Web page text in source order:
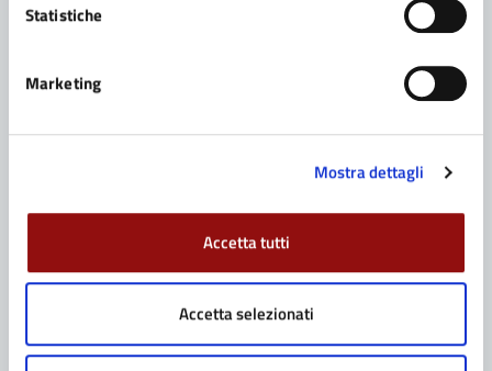
Statistiche
Marketing
Mostra dettagli
Accetta tutti
Accetta selezionati
TRASPORTO SCOLASTICO:
RIAPRONO LE ISCRIZIONI
TRASPORTO SCOLASTICO: RIAPRONO LE ISCRIZIONI
Le domande devono essere presentate dal 24
novembre al 6 dicembre Fidenza, 21 novembre 2014
– Riaprono, dal 24 novembre al 6 dicembre, le
iscrizioni al servizio di trasporto scolastico, con
possibilità di fruizione del servizio dal 7 gennaio. Le
domande devono essere presentate all’ufficio Punto
Amico (lun. […]